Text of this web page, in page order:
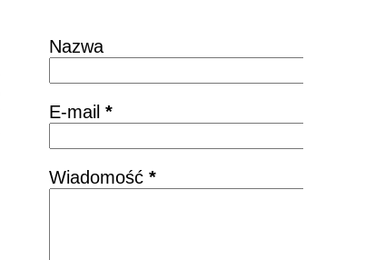
Nazwa
E-mail *
Wiadomość *